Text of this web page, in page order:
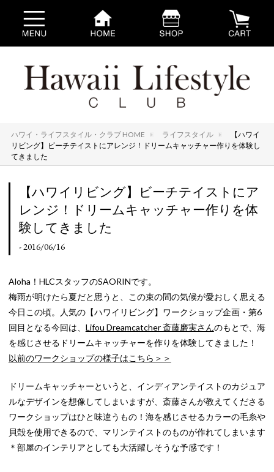
ハワイ・ライフスタイル・クラブ HOME ライフスタイル
【ハワイ
リビング】ビーチテイストにアレンジ！ドリームキャッチャー作りを体験し
てきました
【ハワイリビング】ビーチテイストにア
レンジ！ドリームキャッチャー作りを体
験してきました
- 2016/06/16
Aloha！HLCスタッフのSAORINです。
梅雨が明けたら夏だと思うと、この束の間の気候が愛おしく思える
今日この頃。人気の【ハワイリビング】ワークショップ企画・第6
回目となる今回は、 Lifou Dreamcatcher 斎藤磨実さんのもとで、海
を感じさせるドリームキャッチャーを作りを体験してきました！
以前のワークショップの様子はこちら＞＞
ドリームキャッチャーというと、インディアンテイストのカジュア
ルなデザインを想像してしまいますが、斎藤さんが教えてくださる
ワークショップはひと味違うもの！海を感じさせるカラーの毛糸や
貝殻を使用できるので、マリンテイストのものが作れてしまいます
＊部屋のインテリアとしても大活躍しそうな予感です！